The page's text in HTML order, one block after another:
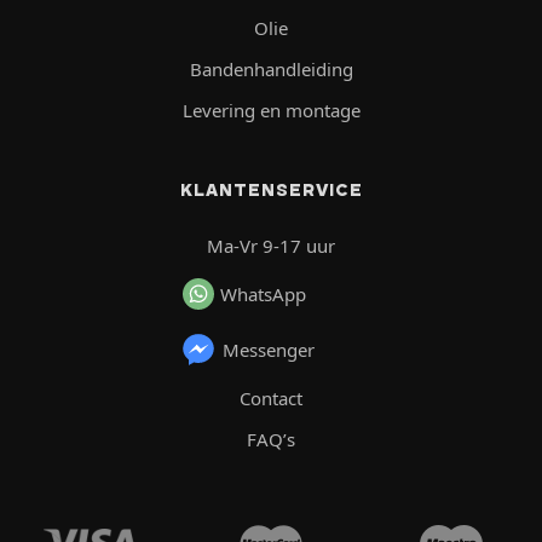
Olie
Bandenhandleiding
Levering en montage
KLANTENSERVICE
Ma-Vr 9-17 uur
WhatsApp
Messenger
Contact
FAQ’s